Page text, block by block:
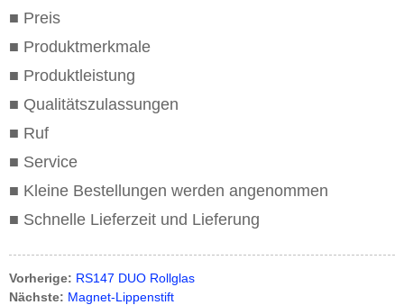
■ Preis
■ Produktmerkmale
■ Produktleistung
■ Qualitätszulassungen
■ Ruf
■ Service
■ Kleine Bestellungen werden angenommen
■ Schnelle Lieferzeit und Lieferung
Vorherige: RS147 DUO Rollglas
Nächste: Magnet-Lippenstift